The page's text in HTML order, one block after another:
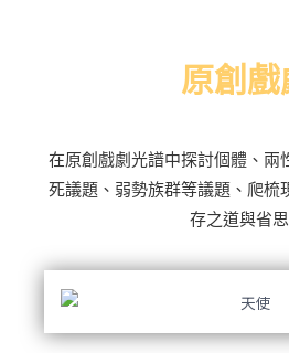
原創戲
在原創戲劇光譜中探討個體、兩
死議題、弱勢族群等議題、爬梳
存之道與省思